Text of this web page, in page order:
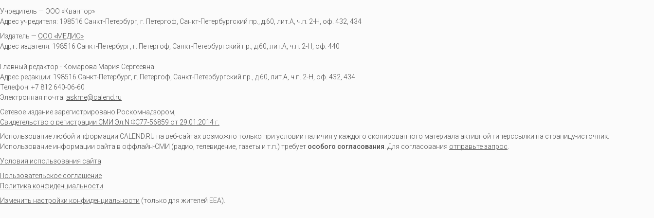
Учредитель — ООО «Квантор»
Адрес учредителя: 198516 Санкт-Петербург, г. Петергоф, Санкт-Петербургский пр., д.60, лит.А, ч.п. 2-Н, оф. 432, 434
Издатель — ООО «МЕДИО»
Адрес издателя: 198516 Санкт-Петербург, г. Петергоф, Санкт-Петербургский пр., д.60, лит.А, ч.п. 2-Н, оф. 440
Главный редактор - Комарова Мария Сергеевна
Адрес редакции: 198516 Санкт-Петербург, г. Петергоф Санкт-Петербургский пр., д.60, лит.А, ч.п. 2-Н, оф. 432, 434
Телефон: +7 812 640-06-60
Электронная почта: askme@calend.ru
Сетевое издание зарегистрировано Роскомнадзором,
Свидетельство о регистрации СМИ Эл.N ФС77-56859 от 29.01.2014 г.
Использование любой информации CALEND.RU на веб-сайтах возможно только при условии наличия у каждого скопированного материала активной гиперссылки на страницу-источник.
Использование информации сайта в оффлайн-СМИ (радио, телевидение, газеты и т.п.) требует особого согласования. Для согласования отправьте запрос.
Условия использования сайта
Пользовательское соглашение
Политика конфиденциальности
Изменить настройки конфиденциальности (только для жителей EEA).